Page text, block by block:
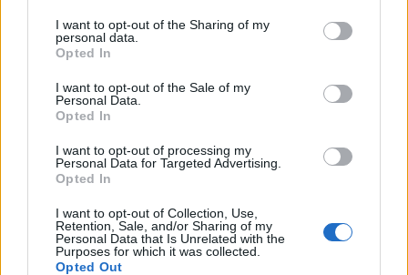
I want to opt-out of the Sharing of my
personal data.
Opted In
I want to opt-out of the Sale of my
Personal Data.
Opted In
I want to opt-out of processing my
Personal Data for Targeted Advertising.
Opted In
I want to opt-out of Collection, Use,
Retention, Sale, and/or Sharing of my
Personal Data that Is Unrelated with the
Purposes for which it was collected.
Opted Out
TI POTREBBE INTERESSARE
MATURITÀ
domina con 14.123 lodi
ma i 100 crollano del
25% per il taglio ai